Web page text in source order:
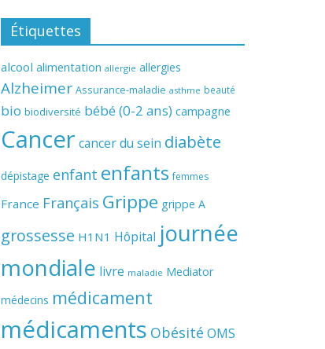
Étiquettes
alcool alimentation allergie allergies
Alzheimer Assurance-maladie asthme beauté
bio biodiversité bébé (0-2 ans) campagne
Cancer cancer du sein diabète
dépistage enfant enfants femmes
France Français Grippe grippe A
grossesse H1N1 Hôpital journée
mondiale livre maladie Mediator
médecins médicament
médicaments Obésité OMS